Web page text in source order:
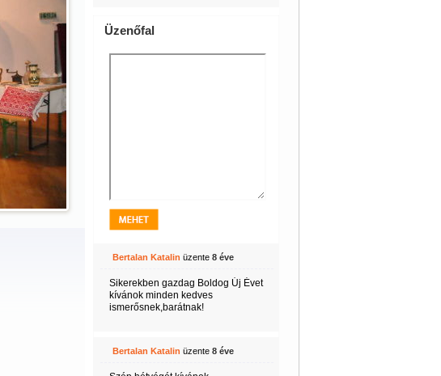
Üzenőfal
Bertalan Katalin üzente 8 éve
Sikerekben gazdag Boldog Új Évet
kívánok minden kedves
ismerősnek,barátnak!
Bertalan Katalin üzente 8 éve